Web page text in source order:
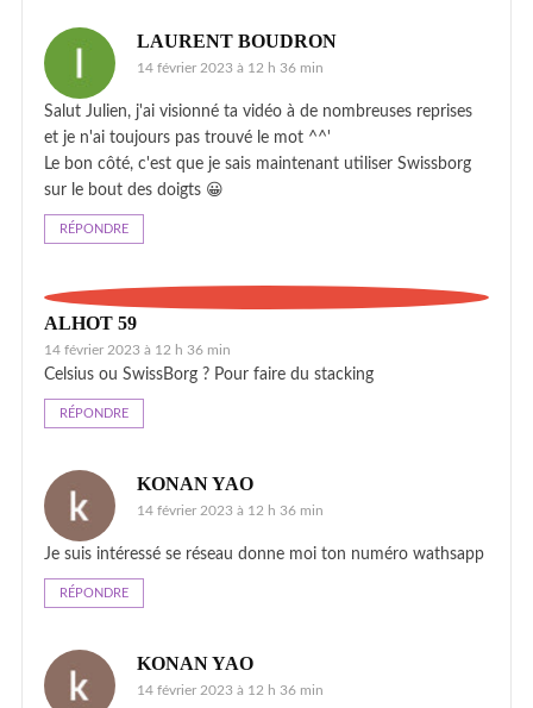
LAURENT BOUDRON
14 février 2023 à 12 h 36 min
Salut Julien, j'ai visionné ta vidéo à de nombreuses reprises
et je n'ai toujours pas trouvé le mot ^^'
Le bon côté, c'est que je sais maintenant utiliser Swissborg
sur le bout des doigts 😀
RÉPONDRE
ALHOT 59
14 février 2023 à 12 h 36 min
Celsius ou SwissBorg ? Pour faire du stacking
RÉPONDRE
KONAN YAO
14 février 2023 à 12 h 36 min
Je suis intéressé se réseau donne moi ton numéro wathsapp
RÉPONDRE
KONAN YAO
14 février 2023 à 12 h 36 min